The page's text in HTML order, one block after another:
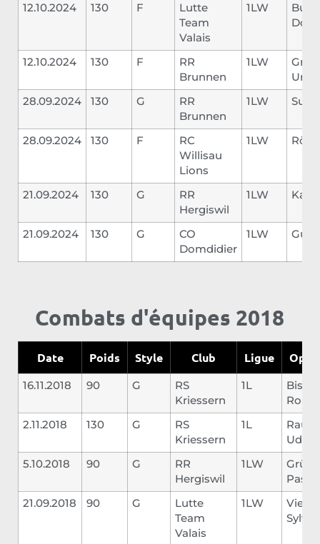
12.10.2024 130 F
Lutte
Team
Valais
1LW
12.10.2024 130 F
RR
Brunnen
1LW
Urs
28.09.2024
130 G
RR
Brunnen
1LW
28.09.2024 130 F
RC
Willisau
Lions
1LW Rölli
21.09.2024 130 G
RR
Hergiswil
1LW
21.09.2024 130 G
CO
Domdidier
1LW
Combats d'équipes 2018
Date Poids Style Club Ligue
16.11.2018 90 G
RS
Kriessern
1L
2.11.2018
130 G
RS
Kriessern
1L
Udo
5.10.2018
90 G
RR
Hergiswil
1LW
21.09.2018
90 G
Lutte
Team
Valais
1LW
Vieux